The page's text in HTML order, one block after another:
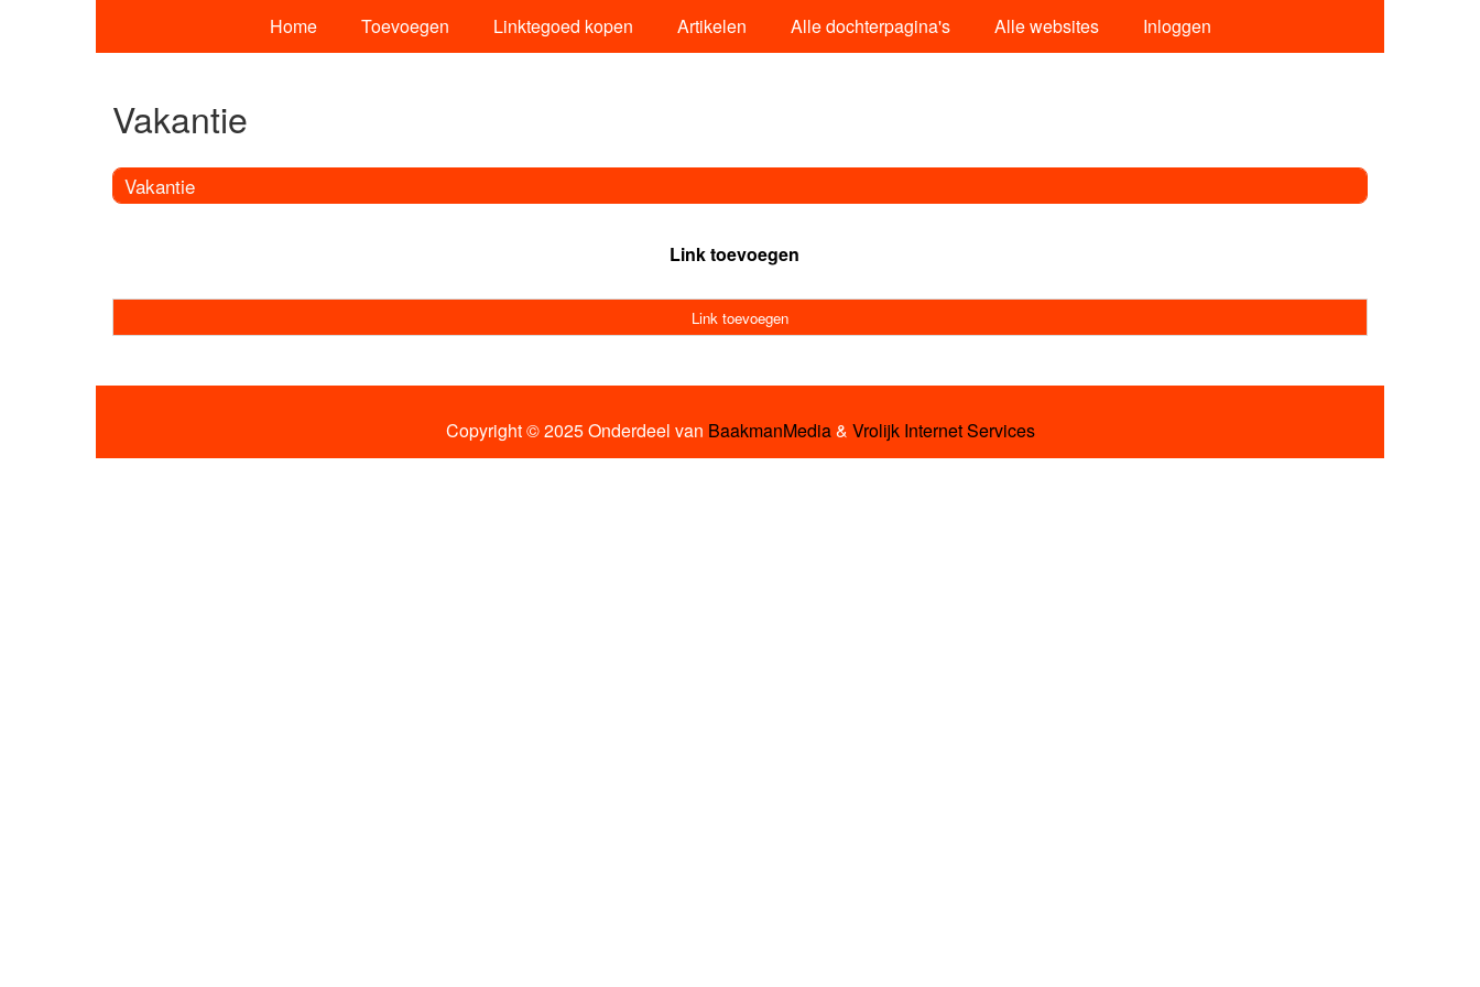
Home Toevoegen Linktegoed kopen Artikelen Alle dochterpagina's Alle websites Inloggen
Vakantie
Vakantie
Link toevoegen
Link toevoegen
Copyright © 2025 Onderdeel van BaakmanMedia& Vrolijk Internet Services